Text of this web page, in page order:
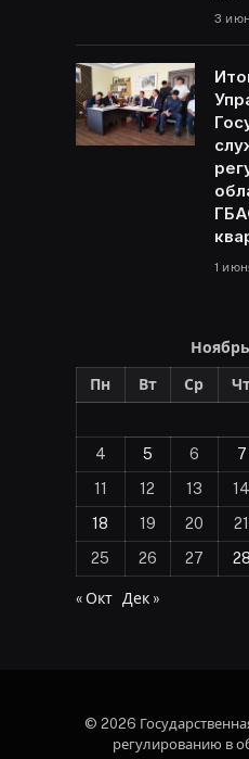
3
1
Пн Вт Ср
4
5 6 7
11
12 13 14
18
19 20 21
25
26 27 28
« Окт Дек »
© 2026
регулированию в